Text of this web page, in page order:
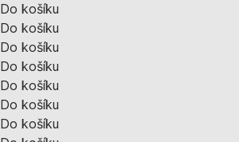
Do košíku
Do košíku
Do košíku
Do košíku
Do košíku
Do košíku
Do košíku